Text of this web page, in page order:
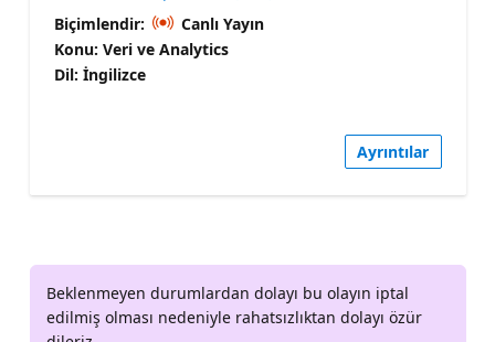
Biçimlendir:
Canlı Yayın
Konu: Veri ve Analytics
Dil: İngilizce
Ayrıntılar
Beklenmeyen durumlardan dolayı bu olayın iptal
edilmiş olması nedeniyle rahatsızlıktan dolayı özür